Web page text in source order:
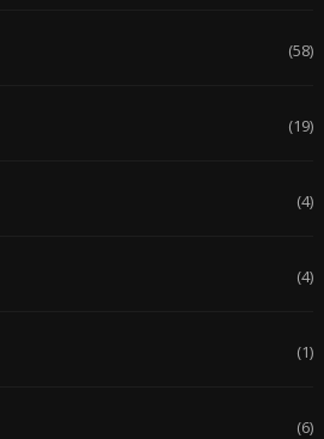
(58)
(19)
(4)
(4)
(1)
(6)